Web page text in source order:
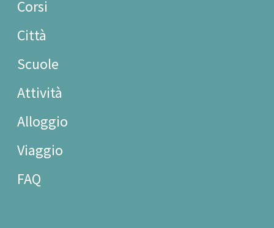
Corsi
Città
Scuole
Attività
Alloggio
Viaggio
FAQ